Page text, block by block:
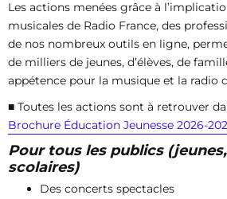
Les actions menées grâce à
musicales de Radio France, des
de nos nombreux outils en ligne,
de milliers de jeunes, d’élèves, de
appétence pour la musique et la radio
■ Toutes les actions sont à retrouver
Brochure Éducation Jeunesse 2026-
Pour tous les publics
scolaires)
Des concerts spectacles